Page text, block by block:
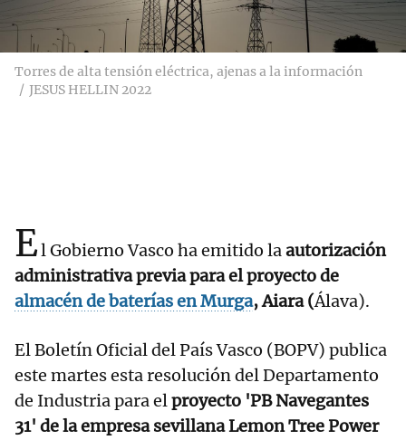
Torres de alta tensión eléctrica, ajenas a la información
JESUS HELLIN 2022
El Gobierno Vasco ha emitido laautorización
administrativa previa para el proyecto de
almacén de baterías en Murga, Aiara (Álava).
El Boletín Oficial del País Vasco (BOPV) publica
este martes esta resolución del Departamento
de Industria para elproyecto 'PB Navegantes
31' de la empresa sevillana Lemon Tree Power